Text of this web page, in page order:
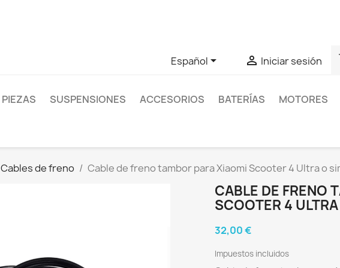
Español  Iniciar sesión
PIEZAS SUSPENSIONES ACCESORIOS BATERÍAS MOTORES
Cables de freno Cable de freno tambor para Xiaomi Scooter 4 Ultra o
CABLE DE FRENO
SCOOTER 4
32,00 €
Impuestos incluidos